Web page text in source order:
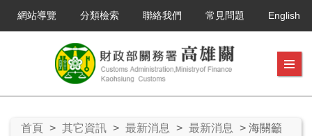
網站導覽 分類檢索 聯絡我們 常見問題 English
首頁 > 其它資訊 > 最新消息 > 最新消息
> 海關籲